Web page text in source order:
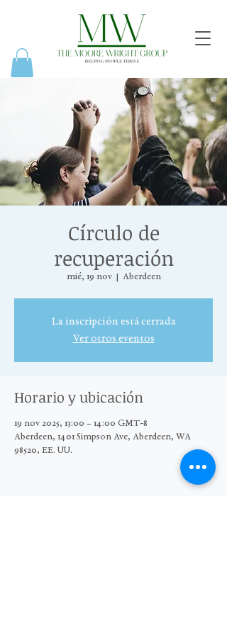
Círculo de
recuperación
mié, 19 nov
  |
Aberdeen
La inscripción está cerrada
Ver otros eventos
Horario y ubicación
19 nov 2025, 13:00 – 14:00 GMT-8
Aberdeen, 1401 Simpson Ave, Aberdeen, WA
98520, EE. UU.